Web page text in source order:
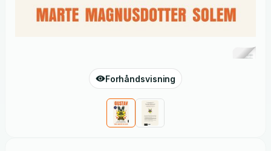
Forhåndsvisning